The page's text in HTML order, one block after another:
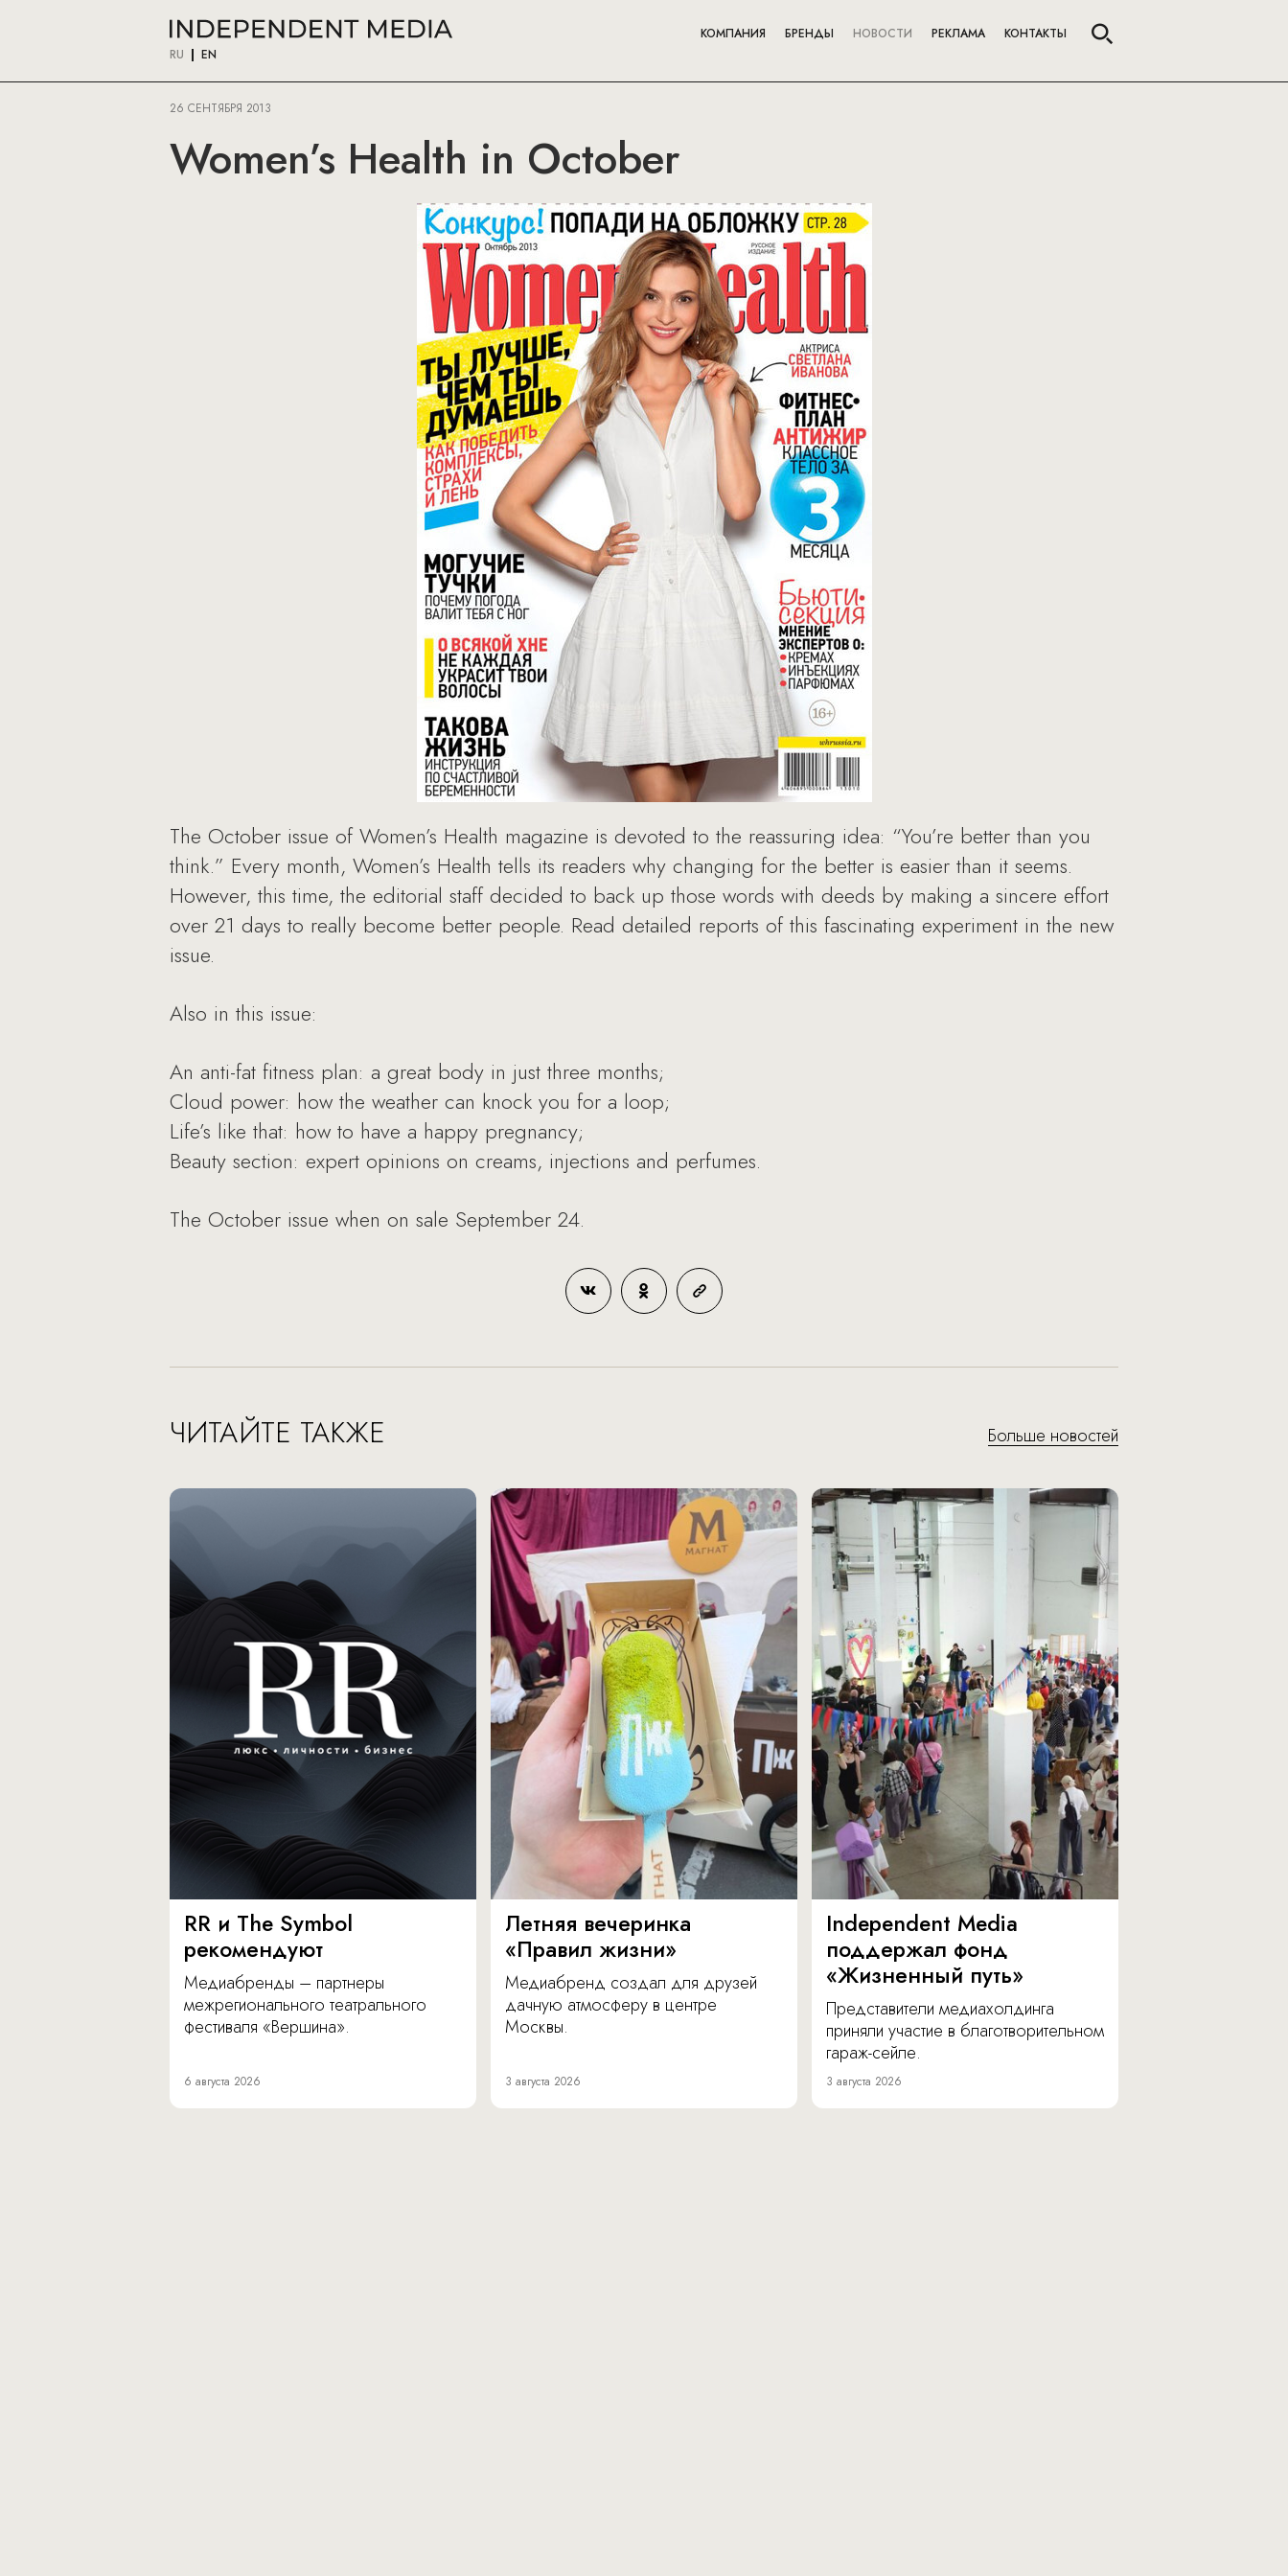
RU EN
КОМПАНИЯ БРЕНДЫ НОВОСТИ РЕКЛАМА КОНТАКТЫ
26 СЕНТЯБРЯ 2013
Women’s Health in October
The October issue of Women’s Health magazine is devoted to the reassuring idea: “You’re better than you
think.” Every month, Women’s Health tells its readers why changing for the better is easier than it seems.
However, this time, the editorial staff decided to back up those words with deeds by making a sincere effort
over 21 days to really become better people. Read detailed reports of this fascinating experiment in the new
issue.
Also in this issue:
An anti-fat fitness plan: a great body in just three months;
Cloud power: how the weather can knock you for a loop;
Life’s like that: how to have a happy pregnancy;
Beauty section: expert opinions on creams, injections and perfumes.
The October issue when on sale September 24.
ЧИТАЙТЕ ТАКЖЕ Больше новостей
RR и The Symbol
рекомендуют
Медиабренды – партнеры
межрегионального театрального
фестиваля «Вершина».
6 августа 2026
Летняя вечеринка
«Правил жизни»
Медиабренд создал для друзей
дачную атмосферу в центре
Москвы.
3 августа 2026
Independent Media
поддержал фонд
«Жизненный путь»
Представители медиахолдинга
приняли участие в благотворительном
гараж-сейле.
3 августа 2026